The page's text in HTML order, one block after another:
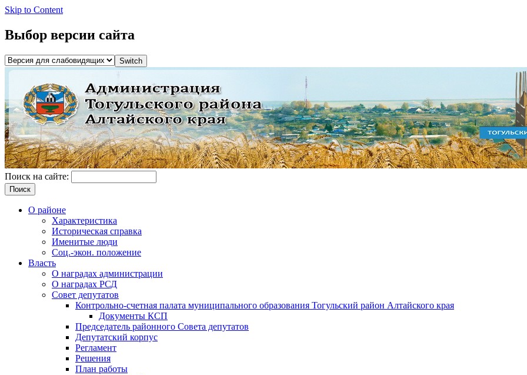
Skip to Content
Выбор версии сайта
Поиск на сайте:
О районе
Характеристика
Историческая справка
Именитые люди
Соц.-экон. положение
Власть
О наградах администрации
О наградах РСД
Совет депутатов
Контрольно-счетная палата муниципального образования Тогульский район Алтайского края
Документы КСП
Председатель районного Совета депутатов
Депутатский корпус
Регламент
Решения
План работы